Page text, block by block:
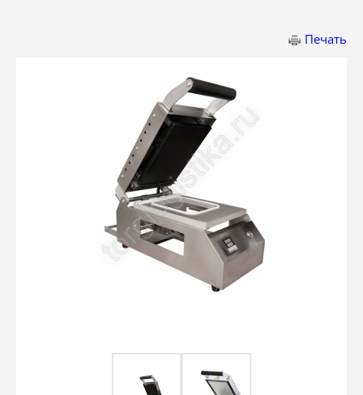
Печать